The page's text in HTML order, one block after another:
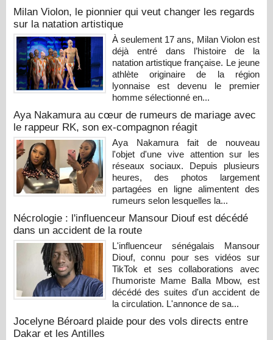
Milan Violon, le pionnier qui veut changer les regards
sur la natation artistique
À seulement 17 ans, Milan Violon est
déjà entré dans l’histoire de la
natation artistique française. Le jeune
athlète originaire de la région
lyonnaise est devenu le premier
homme sélectionné en...
Aya Nakamura au cœur de rumeurs de mariage avec
le rappeur RK, son ex-compagnon réagit
Aya Nakamura fait de nouveau
l'objet d'une vive attention sur les
réseaux sociaux. Depuis plusieurs
heures, des photos largement
partagées en ligne alimentent des
rumeurs selon lesquelles la...
Nécrologie : l'influenceur Mansour Diouf est décédé
dans un accident de la route
L'influenceur sénégalais Mansour
Diouf, connu pour ses vidéos sur
TikTok et ses collaborations avec
l'humoriste Mame Balla Mbow, est
décédé des suites d'un accident de
la circulation. L'annonce de sa...
Jocelyne Béroard plaide pour des vols directs entre
Dakar et les Antilles